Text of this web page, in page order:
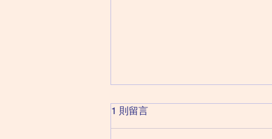
什麼叫做死亡恐懼症？原來這
1 則留言